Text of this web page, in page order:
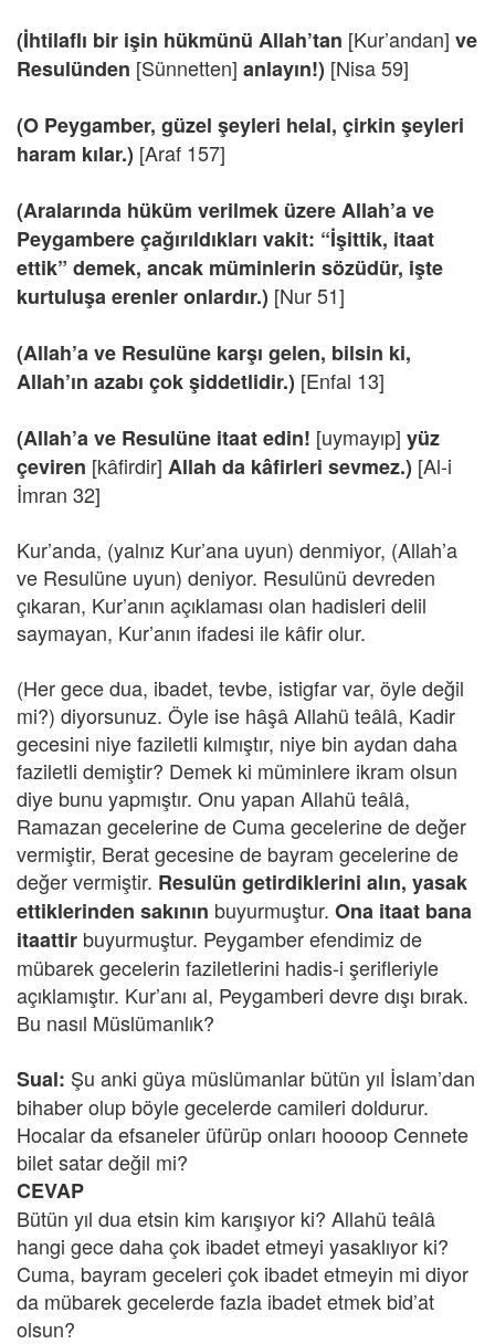
(İhtilaflı bir işin hükmünü Allah’tan [Kur’andan] ve
Resulünden [Sünnetten] anlayın!) [Nisa 59]
(O Peygamber, güzel şeyleri helal, çirkin şeyleri
haram kılar.) [Araf 157]
(Aralarında hüküm verilmek üzere Allah’a ve
Peygambere çağırıldıkları vakit: “İşittik, itaat
ettik” demek, ancak müminlerin sözüdür, işte
kurtuluşa erenler onlardır.) [Nur 51]
(Allah’a ve Resulüne karşı gelen, bilsin ki,
Allah’ın azabı çok şiddetlidir.) [Enfal 13]
(Allah’a ve Resulüne itaat edin! [uymayıp] yüz
çeviren [kâfirdir] Allah da kâfirleri sevmez.) [Al-i
İmran 32]
Kur’anda, (yalnız Kur’ana uyun) denmiyor, (Allah’a
ve Resulüne uyun) deniyor. Resulünü devreden
çıkaran, Kur’anın açıklaması olan hadisleri delil
saymayan, Kur’anın ifadesi ile kâfir olur.
(Her gece dua, ibadet, tevbe, istigfar var, öyle değil
mi?) diyorsunuz. Öyle ise hâşâ Allahü teâlâ, Kadir
gecesini niye faziletli kılmıştır, niye bin aydan daha
faziletli demiştir? Demek ki müminlere ikram olsun
diye bunu yapmıştır. Onu yapan Allahü teâlâ,
Ramazan gecelerine de Cuma gecelerine de değer
vermiştir, Berat gecesine de bayram gecelerine de
değer vermiştir. Resulün getirdiklerini alın, yasak
ettiklerinden sakının buyurmuştur. Ona itaat bana
itaattir buyurmuştur. Peygamber efendimiz de
mübarek gecelerin faziletlerini hadis-i şerifleriyle
açıklamıştır. Kur’anı al, Peygamberi devre dışı bırak.
Bu nasıl Müslümanlık?
Sual: Şu anki güya müslümanlar bütün yıl İslam’dan
bihaber olup böyle gecelerde camileri doldurur.
Hocalar da efsaneler üfürüp onları hoooop Cennete
bilet satar değil mi?
CEVAP
Bütün yıl dua etsin kim karışıyor ki? Allahü teâlâ
hangi gece daha çok ibadet etmeyi yasaklıyor ki?
Cuma, bayram geceleri çok ibadet etmeyin mi diyor
da mübarek gecelerde fazla ibadet etmek bid’at
olsun?